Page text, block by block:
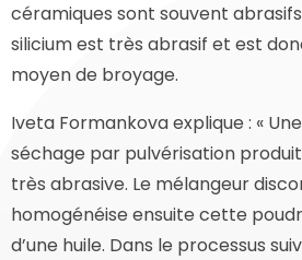
céramiques sont souvent
silicium est très abrasif et est
moyen de broyage.
Iveta Formankova explique : «
séchage par pulvérisation
très abrasive. Le mélangeur
homogénéise ensuite cette
d’une huile. Dans le processus